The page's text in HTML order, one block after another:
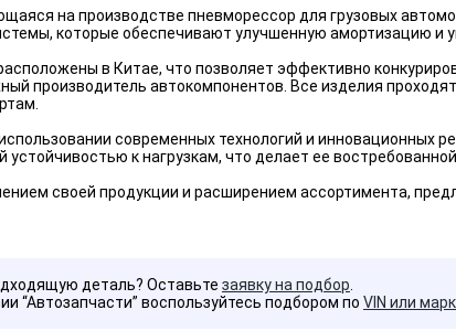
на производстве пневморессор для грузовых
которые обеспечивают улучшенную амортизацию и
в Китае, что позволяет эффективно
производитель автокомпонентов. Все изделия
современных технологий и инновационных
к нагрузкам, что делает ее
своей продукции и расширением ассортимента,
деталь? Оставьте заявку на подбор
“Автозапчасти” воспользуйтесь подбором по VIN или